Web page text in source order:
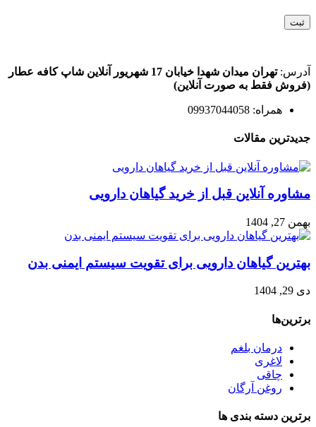
آدرس:تهران میدان شهدا خیابان 17 شهریور آنلاین شاپ کافه عطار
(فروش فقط به صورت آنلاین)
همراه: 09937044058
جدیدترین مقالات
مشاوره آنلاین قبل از خرید گیاهان دارویی
بهمن 27, 1404
بهترین گیاهان دارویی برای تقویت سیستم ایمنی بدن
دی 29, 1404
برترین‌ها
درمان بلغم
لاغری
چاقی
روغن آرگان
برترین‌ دسته بندی ها